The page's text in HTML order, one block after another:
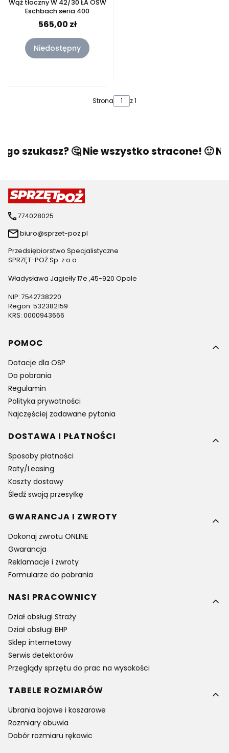
Wąż tłoczny W 42/30 ŁA OSW
Eschbach seria 400
565,00 zł
Niedostępny
Strona z 1
szukasz? 🤔 Nie wszystko stracone! 🙂
774028025
biuro@sprzet-poz.pl
Przedsiębiorstwo Specjalistyczne
SPRZĘT-POŻ Sp. z o.o.
Władysława Jagiełły 17e ,45-920 Opole
NIP: 7542738220
Regon: 532382159
KRS: 0000943666
Linki w stopce
POMOC
Dotacje dla OSP
Do pobrania
Regulamin
Polityka prywatności
Najczęściej zadawane pytania
DOSTAWA I PŁATNOŚCI
Sposoby płatności
Raty/Leasing
Koszty dostawy
Śledź swoją przesyłkę
GWARANCJA I ZWROTY
Dokonaj zwrotu ONLINE
Gwarancja
Reklamacje i zwroty
Formularze do pobrania
NASI PRACOWNICY
Dział obsługi Straży
Dział obsługi BHP
Sklep internetowy
Serwis detektorów
Przeglądy sprzętu do prac na wysokości
TABELE ROZMIARÓW
Ubrania bojowe i koszarowe
Rozmiary obuwia
Dobór rozmiaru rękawic